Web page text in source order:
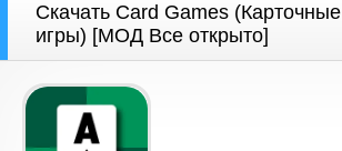
Скачать Card Games (Карточные
игры) [МОД Все открыто]